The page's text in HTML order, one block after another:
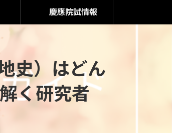
慶應院試情報
史）はどん
く研究者